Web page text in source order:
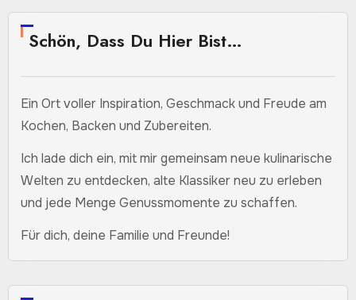
Schön, Dass Du Hier Bist…
Ein Ort voller Inspiration, Geschmack und Freude am
Kochen, Backen und Zubereiten.
Ich lade dich ein, mit mir gemeinsam neue kulinarische
Welten zu entdecken, alte Klassiker neu zu erleben
und jede Menge Genussmomente zu schaffen.
Für dich, deine Familie und Freunde!